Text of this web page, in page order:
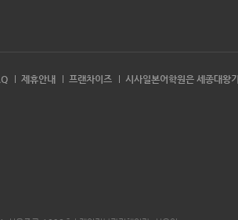
제휴안내 프랜차이즈 시사일본어학원은 세종대왕